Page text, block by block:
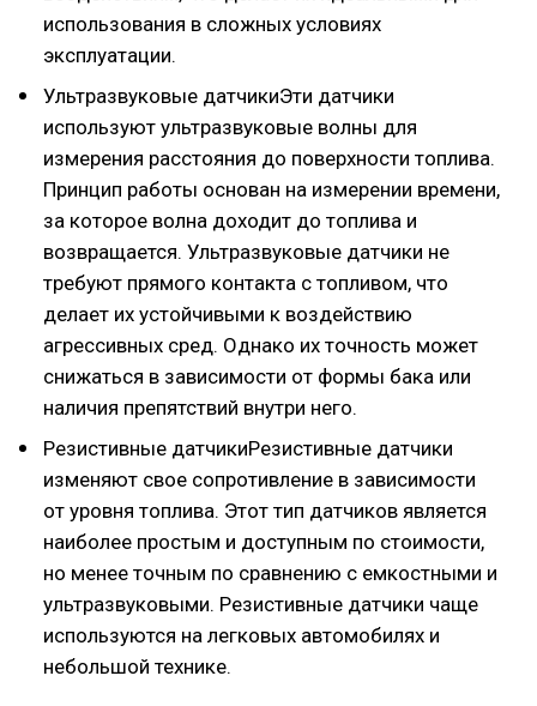
использования в сложных условиях
эксплуатации.
Ультразвуковые датчикиЭти датчики
используют ультразвуковые волны для
измерения расстояния до поверхности топлива.
Принцип работы основан на измерении времени,
за которое волна доходит до топлива и
возвращается. Ультразвуковые датчики не
требуют прямого контакта с топливом, что
делает их устойчивыми к воздействию
агрессивных сред. Однако их точность может
снижаться в зависимости от формы бака или
наличия препятствий внутри него.
Резистивные датчикиРезистивные датчики
изменяют свое сопротивление в зависимости
от уровня топлива. Этот тип датчиков является
наиболее простым и доступным по стоимости,
но менее точным по сравнению с емкостными и
ультразвуковыми. Резистивные датчики чаще
используются на легковых автомобилях и
небольшой технике.